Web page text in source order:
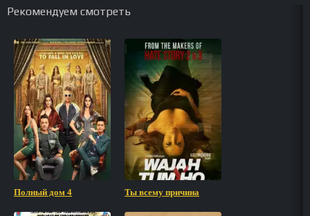
Рекомендуем смотреть
Полный дом 4 Ты всему причина